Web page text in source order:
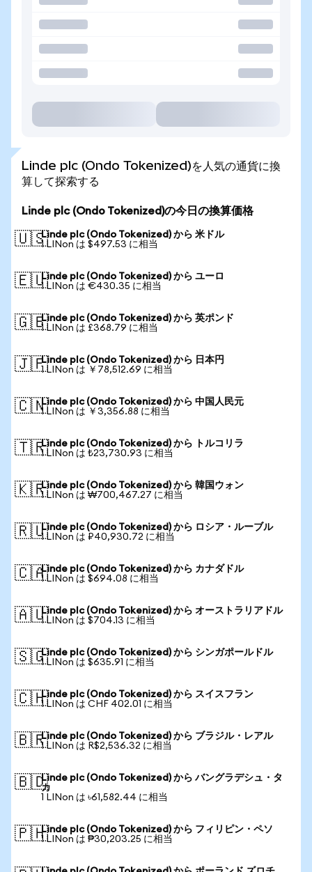
Linde plc (Ondo Tokenized)を人気の通貨に換
算して探索する
Linde plc (Ondo Tokenized)の今日の換算価格
🇺🇸Linde plc (Ondo Tokenized) から 米ドル
1 LINon は $497.53 に相当
🇪🇺Linde plc (Ondo Tokenized) から ユーロ
1 LINon は €430.35 に相当
🇬🇧Linde plc (Ondo Tokenized) から 英ポンド
1 LINon は £368.79 に相当
🇯🇵Linde plc (Ondo Tokenized) から 日本円
1 LINon は ￥78,512.69 に相当
🇨🇳Linde plc (Ondo Tokenized) から 中国人民元
1 LINon は ￥3,356.88 に相当
🇹🇷Linde plc (Ondo Tokenized) から トルコリラ
1 LINon は ₺23,730.93 に相当
🇰🇷Linde plc (Ondo Tokenized) から 韓国ウォン
1 LINon は ₩700,467.27 に相当
🇷🇺Linde plc (Ondo Tokenized) から ロシア・ルーブル
1 LINon は ₽40,930.72 に相当
🇨🇦Linde plc (Ondo Tokenized) から カナダドル
1 LINon は $694.08 に相当
🇦🇺Linde plc (Ondo Tokenized) から オーストラリアドル
1 LINon は $704.13 に相当
🇸🇬Linde plc (Ondo Tokenized) から シンガポールドル
1 LINon は $635.91 に相当
🇨🇭Linde plc (Ondo Tokenized) から スイスフラン
1 LINon は CHF 402.01 に相当
🇧🇷Linde plc (Ondo Tokenized) から ブラジル・レアル
1 LINon は R$2,536.32 に相当
🇧🇩Linde plc (Ondo Tokenized) から バングラデシュ・タ
カ
1 LINon は ৳61,582.44 に相当
🇵🇭Linde plc (Ondo Tokenized) から フィリピン・ペソ
1 LINon は ₱30,203.25 に相当